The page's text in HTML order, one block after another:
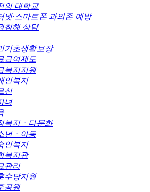
의 대학교
넷·스마트폰 과의존 예방
침해 상담
기초생활보장
급여제도
복지지원
인복지
신
녀
복지ㆍ다문화
년ㆍ아동
인복지
복지관
관리
수당지원
공원